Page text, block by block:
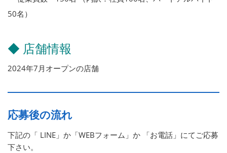
50名）
◆ 店舗情報
2024年7月オープンの店舗
応募後の流れ
下記の「 LINE」か「WEBフォーム」か 「お電話」にてご応募
下さい。